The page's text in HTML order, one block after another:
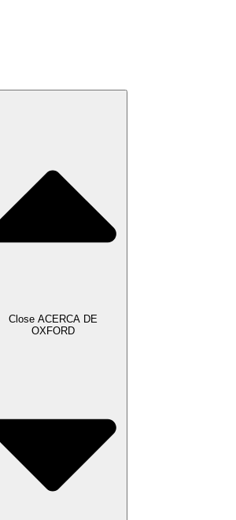
Close ACERCA DE
OXFORD